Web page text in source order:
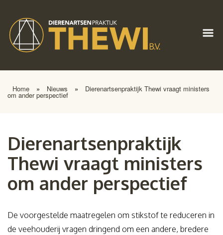
Home » Nieuws » Dierenartsenpraktijk Thewi vraagt ministers
om ander perspectief
Dierenartsenpraktijk
Thewi vraagt ministers
om ander perspectief
De voorgestelde maatregelen om stikstof te reduceren in
de veehouderij vragen dringend om een andere, bredere